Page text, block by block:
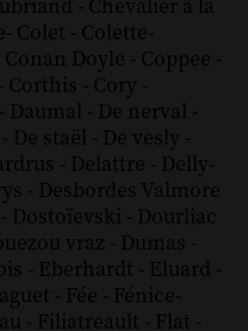
- Chevalier à la
- Colet - Colette-
Conan Doyle - Coppee -
- Corthis - Cory -
- Daumal - De nerval -
- De staël - De vesly -
- Delattre - Delly-
- Desbordes Valmore
- Dostoïevski - Dourliac
vraz - Dumas -
- Eberhardt - Eluard -
- Fée - Fénice-
- Filiatreault - Flat -